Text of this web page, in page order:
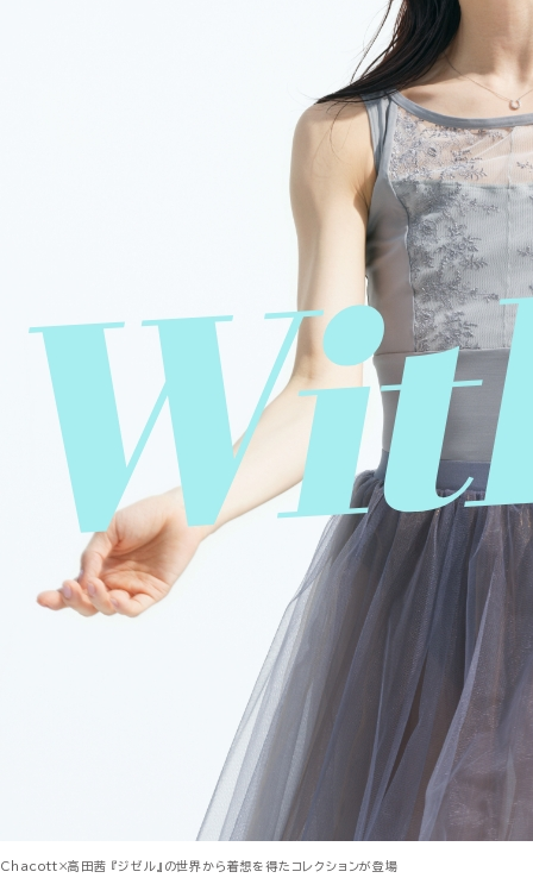
Chacott×高田茜 『ジゼル』の世界から着想を得たコレクションが登場